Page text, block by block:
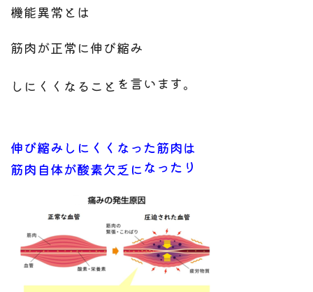
機能異常とは
筋肉が正常に伸び縮み
しにくくなること を言います。
伸び縮みしにくくなった筋肉は
筋肉自体が酸素欠乏になったり